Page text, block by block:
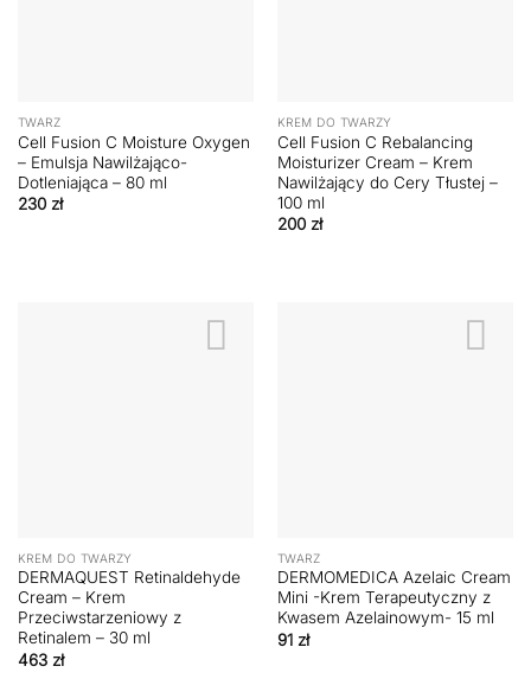
TWARZ
Cell Fusion C Moisture Oxygen
– Emulsja Nawilżająco-
Dotleniająca – 80 ml
230 zł
KREM DO TWARZY
Cell Fusion C Rebalancing
Moisturizer Cream – Krem
Nawilżający do Cery Tłustej –
100 ml
200 zł
KREM DO TWARZY
DERMAQUEST Retinaldehyde
Cream – Krem
Przeciwstarzeniowy z
Retinalem – 30 ml
463 zł
TWARZ
DERMOMEDICA Azelaic Cream
Mini -Krem Terapeutyczny z
Kwasem Azelainowym- 15 ml
91 zł